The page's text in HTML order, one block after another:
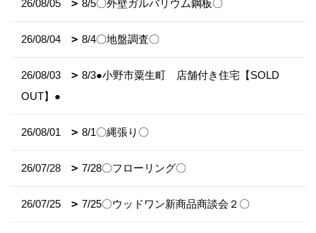
26/08/05 8/5〇外壁ガルバリウム鋼板〇
26/08/04 8/4〇地盤調査〇
26/08/03
8/3●小野市粟生町 店舗付き住宅【SOLD
OUT】●
26/08/01 8/1〇縄張り〇
26/07/28 7/28〇フローリング〇
26/07/25 7/25〇ウッドワン新商品商談会２〇